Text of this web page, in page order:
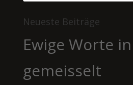
Neueste Beiträge
Ewige Worte
gemeisselt